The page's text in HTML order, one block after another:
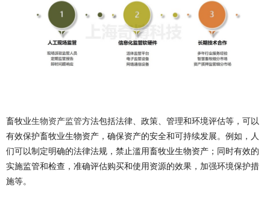
畜牧业生物资产监管方法包括法律、政策、管理和环境评估等，可以
有效保护畜牧业生物资产，确保资产的安全和可持续发展。例如，人
们可以制定明确的法律法规，禁止滥用畜牧业生物资产；同时有效的
实施监管和检查，准确评估购买和使用资源的效果，加强环境保护措
施等。